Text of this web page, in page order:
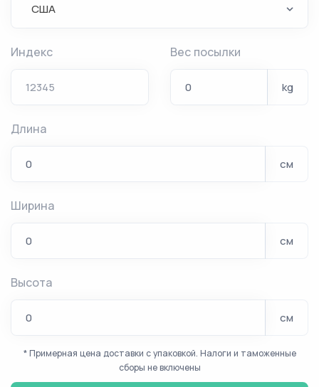
США
Индекс Вес посылки
kg
Длина
см
Ширина
см
Высота
см
* Примерная цена доставки с упаковкой. Налоги и таможенные
сборы не включены